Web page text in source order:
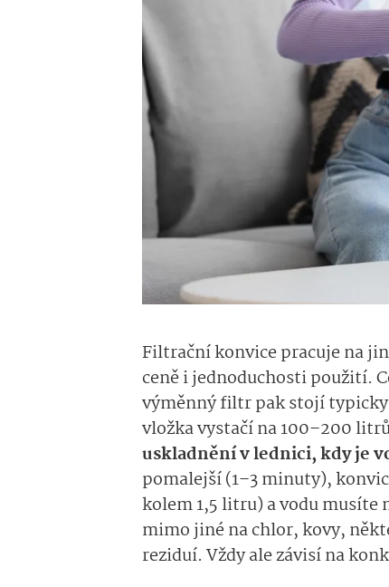
Filtrační konvice pracuje na
ceně i jednoduchosti použití.
výměnný filtr pak stojí typicky
vložka vystačí na 100–200
uskladnění v lednici, kdy je
pomalejší (1–3 minuty),
kolem 1,5 litru) a vodu
mimo jiné na chlor, kovy,
reziduí. Vždy ale závisí na